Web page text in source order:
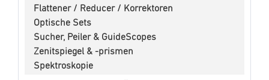
Flattener / Reducer / Korrektoren
Optische Sets
Sucher, Peiler & GuideScopes
Zenitspiegel & -prismen
Spektroskopie